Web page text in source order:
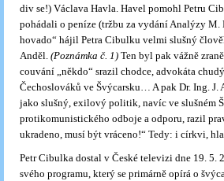
div se!) Václava Havla. Havel pomohl Petru
pohádali o peníze (tržbu za vydání Analýzy M.
hovado“ hájil Petra Cibulku velmi slušný
Anděl. (Poznámka č. 1) Ten byl pak vážně
couvání „někdo“ srazil chodce, advokáta
Čechoslováků ve Švýcarsku… A pak Dr. Ing. J.
jako slušný, exilový politik, navíc ve slušném
protikomunistického odboje a odporu, razil
ukradeno, musí být vráceno!“ Tedy: i církvi,
Petr Cibulka dostal v České televizi dne 19.
svého programu, který se primárně opírá o